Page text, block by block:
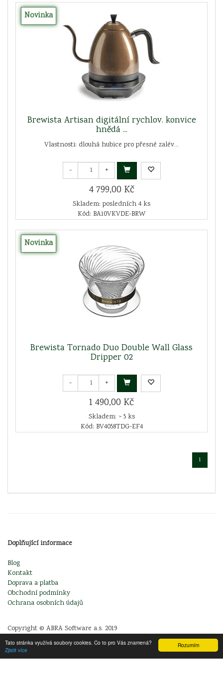
Rozumím
Tato stránka využívá soubory cookies. Co to pro Vás znamená?
Zjistit více
Novinka
Brewista Artisan digitální rychlov. konvice
hnědá ...
Vlastnosti: dlouhá hubice pro přesné zalév...
- +
4 799,00 Kč
Skladem: posledních 4 ks
Kód: BA10VKVDE-BRW
Novinka
Brewista Tornado Duo Double Wall Glass
Dripper 02
- +
1 490,00 Kč
Skladem: > 5 ks
Kód: BV4058TDG-EF4
1
Doplňující informace
Blog
Kontakt
Doprava a platba
Obchodní podmínky
Ochrana osobních údajů
Copyright © ABRA Software a.s. 2019